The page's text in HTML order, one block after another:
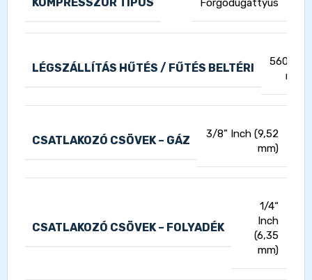
Forgódugattyús
LÉGSZÁLLÍTÁS HŰTÉS / FŰTÉS BELTÉRI
560/560
m3/h
CSATLAKOZÓ CSÖVEK – GÁZ
3/8” Inch (9,52
mm)
CSATLAKOZÓ CSÖVEK – FOLYADÉK
1/4“
Inch
(6,35
mm)